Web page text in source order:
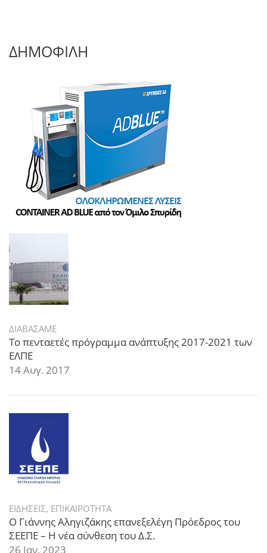
ΔΗΜΟΦΙΛΗ
ΔΙΑΒΑΣΑΜΕ
Το πενταετές πρόγραμμα ανάπτυξης 2017-2021 των
ΕΛΠΕ
14 Αυγ. 2017
ΕΙΔΗΣΕΙΣ, ΕΠΙΚΑΙΡΟΤΗΤΑ
Ο Γιάννης Αληγιζάκης επανεξελέγη Πρόεδρος του
ΣΕΕΠΕ – Η νέα σύνθεση του Δ.Σ.
26 Ιαν. 2023